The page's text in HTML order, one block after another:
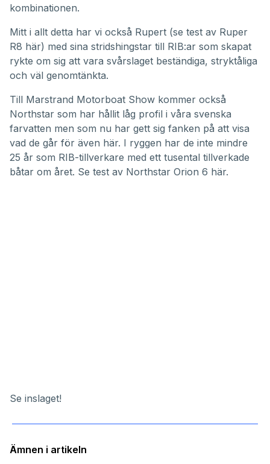
kombinationen.
Mitt i allt detta har vi också Rupert (se test av Ruper
R8 här) med sina stridshingstar till RIB:ar som skapat
rykte om sig att vara svårslaget beständiga, stryktåliga
och väl genomtänkta.
Till Marstrand Motorboat Show kommer också
Northstar som har hållit låg profil i våra svenska
farvatten men som nu har gett sig fanken på att visa
vad de går för även här. I ryggen har de inte mindre
25 år som RIB-tillverkare med ett tusental tillverkade
båtar om året. Se test av Northstar Orion 6 här.
Se inslaget!
Ämnen i artikeln